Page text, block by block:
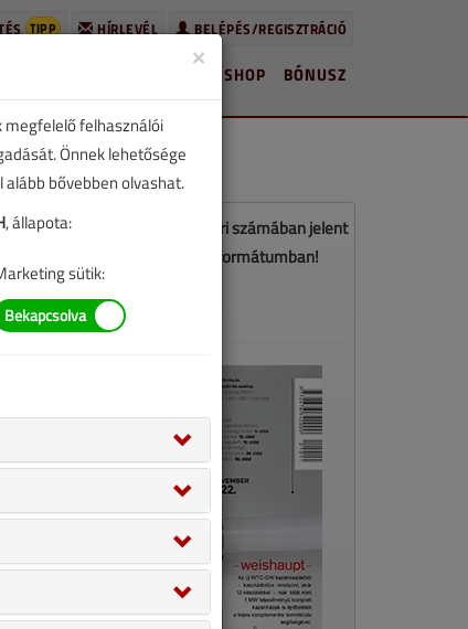
BELÉPÉS/REGISZTRÁCIÓ
HÍRLEVÉL
TIPP
BÓNUSZ
SHOP
a VGF&HKL 2021. novemberi számában jelent
meg. Töltse le a lapszámot PDF formátumban!
×
megfelelő felhasználói
Önnek lehetősége
bővebben olvashat.
, állapota:
sütik: